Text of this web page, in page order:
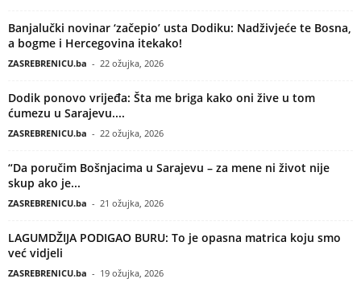
Banjalučki novinar ‘začepio’ usta Dodiku: Nadživjeće te Bosna,
a bogme i Hercegovina itekako!
ZASREBRENICU.ba - 22 ožujka, 2026
Dodik ponovo vrijeđa: Šta me briga kako oni žive u tom
ćumezu u Sarajevu....
ZASREBRENICU.ba - 22 ožujka, 2026
“Da poručim Bošnjacima u Sarajevu – za mene ni život nije
skup ako je...
ZASREBRENICU.ba - 21 ožujka, 2026
LAGUMDŽIJA PODIGAO BURU: To je opasna matrica koju smo
već vidjeli
ZASREBRENICU.ba - 19 ožujka, 2026